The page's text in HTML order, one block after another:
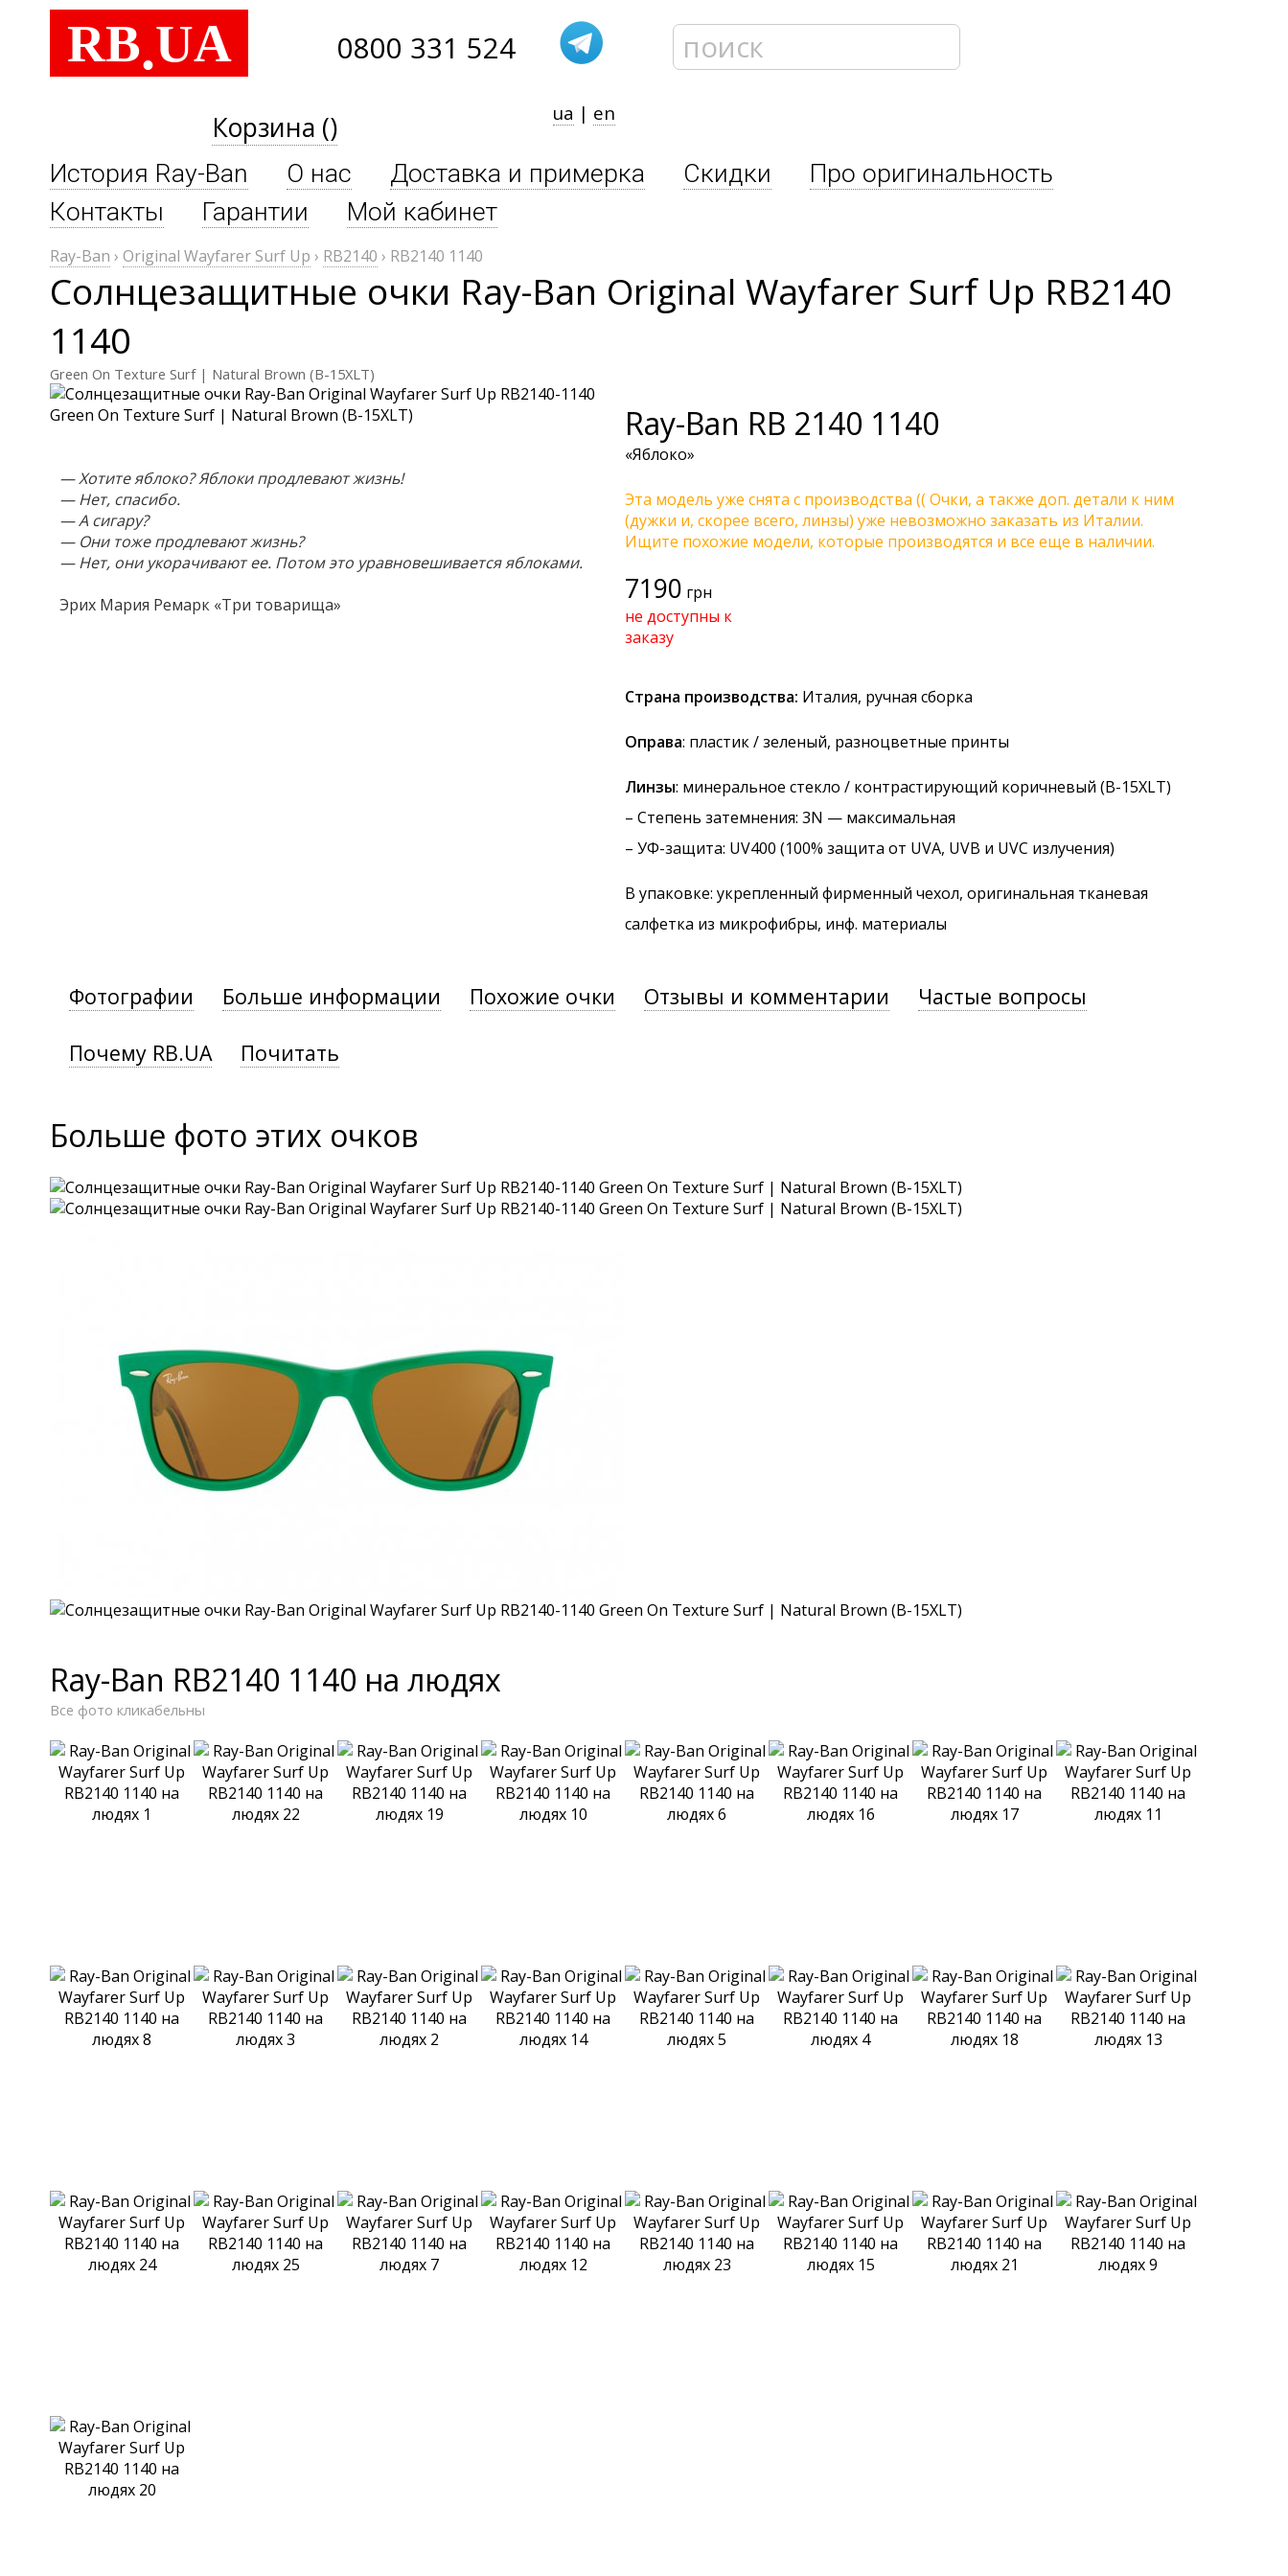
RB.UA 0800 331 524
Корзина () ua | en
История Ray-Ban О нас Доставка и примерка Скидки
Про оригинальность
Контакты
Гарантии Мой кабинет
Ray-Ban › Original Wayfarer Surf Up › RB2140 › RB2140 1140
Солнцезащитные очки Ray-Ban Original Wayfarer Surf Up RB2140
1140
Green On Texture Surf | Natural Brown (B-15XLT)
— Хотите яблоко? Яблоки продлевают жизнь!
— Нет, спасибо.
— А сигару?
— Они тоже продлевают жизнь?
— Нет, они укорачивают ее. Потом это уравновешивается яблоками.
Эрих Мария Ремарк «Три товарища»
Ray-Ban RB 2140 1140
«Яблоко»
Эта модель уже снята с производства (( Очки, а также доп. детали к ним
(дужки и, скорее всего, линзы) уже невозможно заказать из Италии.
Ищите похожие модели, которые производятся и все еще в наличии.
7190 грн
не доступны к
заказу
Страна производства: Италия, ручная сборка
Оправа: пластик / зеленый, разноцветные принты
Линзы: минеральное стекло / контрастирующий коричневый (B-15XLT)
– Степень затемнения: 3N — максимальная
– УФ-защита: UV400 (100% защита от UVA, UVB и UVC излучения)
В упаковке: укрепленный фирменный чехол, оригинальная тканевая
салфетка из микрофибры, инф. материалы
Фотографии Больше информации Похожие очки Отзывы и комментарии Частые вопросы
Почему RB.UA Почитать
Больше фото этих очков
Ray-Ban RB2140 1140 на людях
Все фото кликабельны